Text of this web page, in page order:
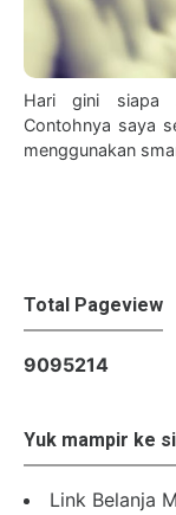
Hari gini siapa
Contohnya saya
menggunakan
Total Pageview
9095214
Yuk mampir ke
Link Belanja